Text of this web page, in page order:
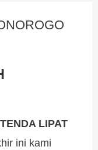
TENDA LIPAT
ini kami